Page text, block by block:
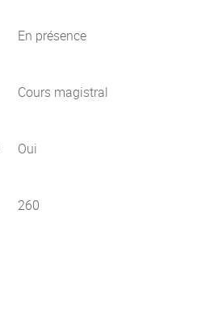
En présence
Cours magistral
Oui
260